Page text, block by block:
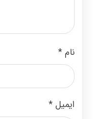
نام*
ایمیل*